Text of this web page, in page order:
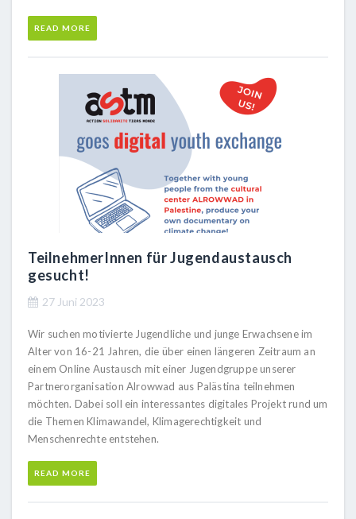
READ MORE
TeilnehmerInnen für Jugendaustausch
gesucht!
27 Juni 2023
Wir suchen motivierte Jugendliche und junge Erwachsene im
Alter von 16-21 Jahren, die über einen längeren Zeitraum an
einem Online Austausch mit einer Jugendgruppe unserer
Partnerorganisation Alrowwad aus Palästina teilnehmen
möchten. Dabei soll ein interessantes digitales Projekt rund um
die Themen Klimawandel, Klimagerechtigkeit und
Menschenrechte entstehen.
READ MORE